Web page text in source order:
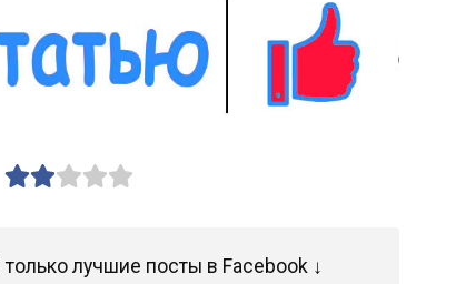
лучшие посты в Facebook ↓